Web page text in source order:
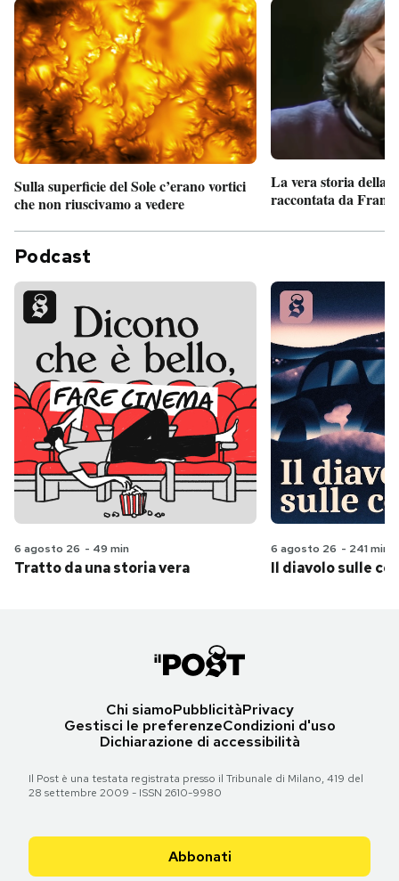
Sulla superficie del Sole c’erano vortici
che non riuscivamo a vedere
La vera storia della
raccontata da
Podcast
6 agosto 26 - 49 min
Tratto da una storia vera
6 agosto 26 - 241 min
Il diavolo sulle
Chi siamoPubblicitàPrivacy
Gestisci le preferenzeCondizioni d'uso
Dichiarazione di accessibilità
Il Post è una testata registrata presso il Tribunale di Milano, 419 del
28 settembre 2009 - ISSN 2610-9980
Abbonati